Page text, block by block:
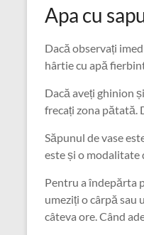
Apa cu
Dacă observați
hârtie cu apă
Dacă aveți ghinion
frecați zona pătată.
Săpunul de vase
este și o modalitate
Pentru a îndepărta
umeziți o cârpă sau
câteva ore. Când